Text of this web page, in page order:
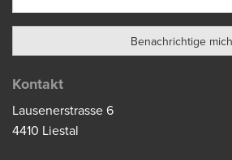
Kontakt
Lausenerstrasse 6
4410 Liestal